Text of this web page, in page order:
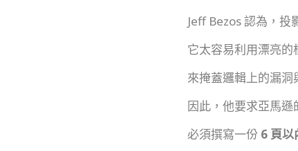
Jeff Bezos 認為，投
它太容易利用漂亮
來掩蓋邏輯上的漏洞
因此，他要求亞馬遜
必須撰寫一份 6 頁